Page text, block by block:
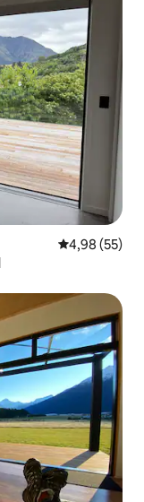
Gemiddelde
4,98 (55)